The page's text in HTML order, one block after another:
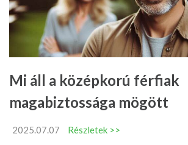
Mi áll a középkorú férfiak
magabiztossága mögött
2025.07.07
Részletek >>